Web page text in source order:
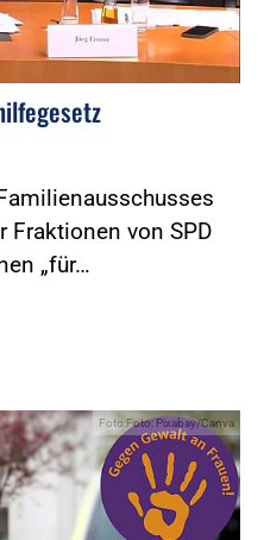
Fraktionen von SPD
„für…
Foto:Foto: Pixabay/Canva